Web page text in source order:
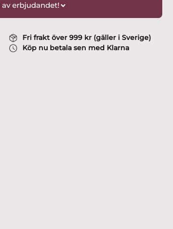
av erbjudandet!
Fri frakt över 999 kr (gäller i Sverige)
Köp nu betala sen med Klarna